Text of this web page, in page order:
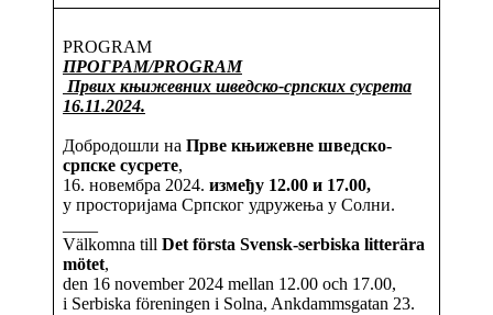
PROGRAM
ПРОГРАМ/PROGRAM
Првих књижевних шведско-српских сусрета
16.11.2024.
Добродошли на Прве књижевне шведско-
српске сусрете,
16. новембра 2024. између 12.00 и 17.00,
у просторијама Српског удружења у Солни.
Välkomna till Det första Svensk-serbiska litterära
mötet,
den 16 november 2024 mellan 12.00 och 17.00,
i Serbiska föreningen i Solna, Ankdammsgatan 23.